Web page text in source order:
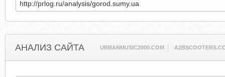
АНАЛИЗ САЙТА URBANMUSIC2000.COM